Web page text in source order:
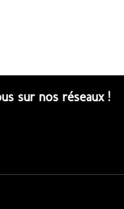
sur nos réseaux !